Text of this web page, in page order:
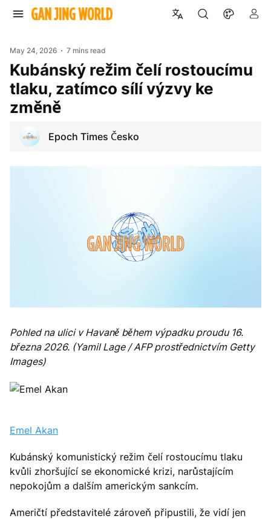
May 24, 2026 7 mins read
Kubánský režim čelí rostoucímu
tlaku, zatímco sílí výzvy ke
změně
Epoch Times Česko
Pohled na ulici v Havaně během výpadku proudu 16.
března 2026. (Yamil Lage / AFP prostřednictvím Getty
Images)
Emel Akan
Kubánský komunistický režim čelí rostoucímu tlaku
kvůli zhoršující se ekonomické krizi, narůstajícím
nepokojům a dalším americkým sankcím.
Američtí představitelé zároveň připustili, že vidí jen